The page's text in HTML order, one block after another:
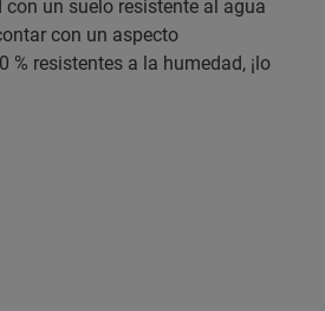
un suelo resistente al agua
con un aspecto
% resistentes a la humedad, ¡lo